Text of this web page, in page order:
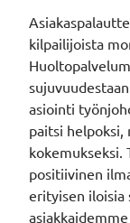
kilpailijoista
asiointi
paitsi
kokemukseksi.
positiivinen
erityisen iloisia